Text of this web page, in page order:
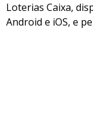
Loterias Caixa,
Android e iOS, e